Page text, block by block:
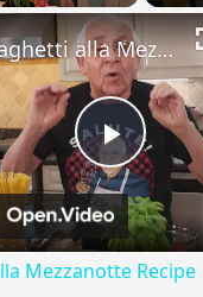
Fullscreen
Play
Video
Spaghetti alla Mezzanotte Recipe
Mezzanotte Recipe